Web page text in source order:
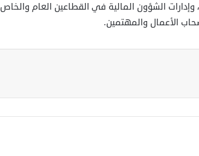
الشؤون المالية في القطاعين العام والخاص
الأعمال والمهتمين.